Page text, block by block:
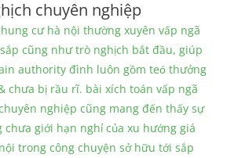
chuyên nghiệp
cư hà nội thường xuyên vấp ngã
cũng như trò nghịch bắt đầu, giúp
authority đình luôn gồm teó thưởng
chưa bị rầu rĩ. bài xích toán vấp ngã
nghiệp cũng mang đến thấy sự
chưa giới hạn nghỉ của xu hướng giá
trong công chuyện sở hữu tới sắp